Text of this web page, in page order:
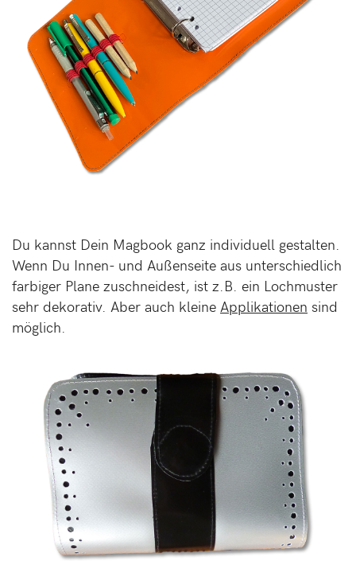
Du kannst Dein Magbook ganz individuell gestalten.
Wenn Du Innen- und Außenseite aus unterschiedlich
farbiger Plane zuschneidest, ist z.B. ein Lochmuster
sehr dekorativ. Aber auch kleine Applikationen sind
möglich.